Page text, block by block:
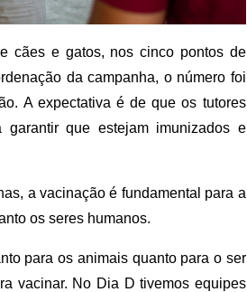
cães e gatos, nos cinco pontos de
da campanha, o número foi
A expectativa é de que os tutores
que estejam imunizados e
a vacinação é fundamental para a
os seres humanos.
para os animais quanto para o ser
vacinar. No Dia D tivemos equipes